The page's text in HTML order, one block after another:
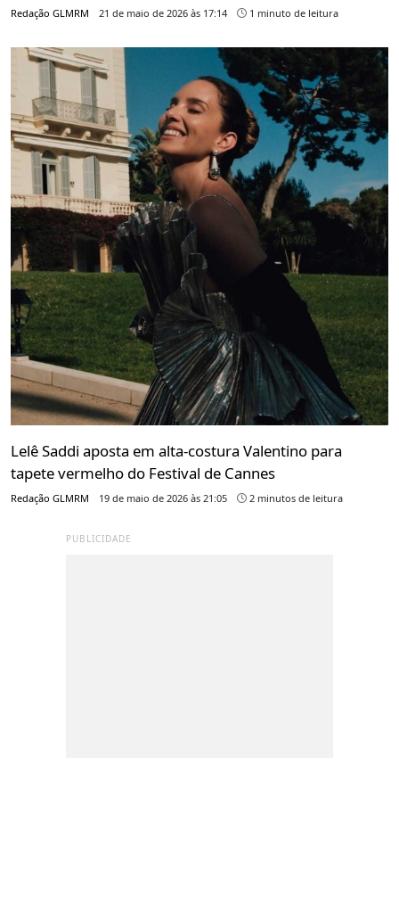
Redação GLMRM 21 de maio de 2026 às 17:14 1 minuto de leitura
Lelê Saddi aposta em alta-costura Valentino para
tapete vermelho do Festival de Cannes
Redação GLMRM 19 de maio de 2026 às 21:05 2 minutos de leitura
PUBLICIDADE